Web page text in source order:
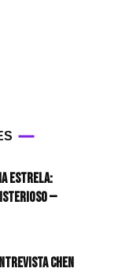
estrela:
—
CHEN